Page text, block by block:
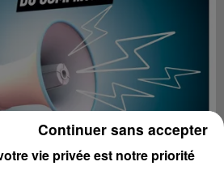
vie privée est notre priorité
Continuer sans accepter